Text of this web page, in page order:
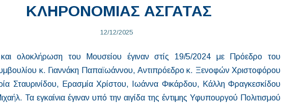
ΚΛΗΡΟΝΟΜΙΑΣ ΑΣΓΑΤΑΣ
12/12/2025
και ολοκλήρωση του Μουσείου έγιναν στίς 19/5/2024 με Πρόεδρο του
κ. Γιαννάκη Παπαϊωάννου, Αντιπρόεδρο κ. Ξενοφών Χριστοφόρου
Σταυρινίδου, Ερασμία Χρίστου, Ιωάννα Φικάρδου, Κάλλη Φραγκεσκίδου
Τα εγκαίνια έγιναν υπό την αιγίδα της έντιμης Υφυπουργού Πολιτισμού